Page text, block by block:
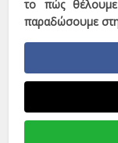
το πώς
παραδώσουμε